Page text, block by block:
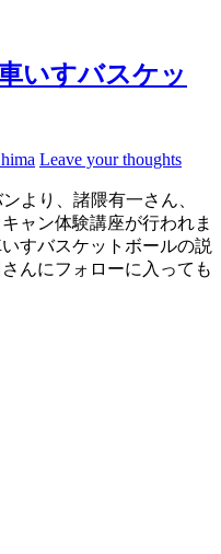
いすバスケッ
Leave your thoughts
より、諸隈有一さん、
ャン体験講座が行われま
すバスケットボールの説
んにフォローに入っても